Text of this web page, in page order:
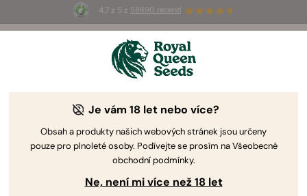
4.7 z 5 z 58690 recenzí
Summer Sales: Až 50% slevy
na vybrané produkty! ⏤
Sativa Odrůdy
Známé pro svůj obrovský vzrůst, sativy vás odmění
skvělými výnosy. Tyto odrůdy vám také nabídnou
širokou škálu chutí, aromat a účinků, ze kterých si
můžete vybrat. Objevte naše sativy níže.
Je vám 18 let nebo více?
Obsah a produkty našich webových stránek jsou určeny
pouze pro plnoleté osoby. Podívejte se prosím na Všeobecné
obchodní podmínky.
Ne, není mi více než 18 let